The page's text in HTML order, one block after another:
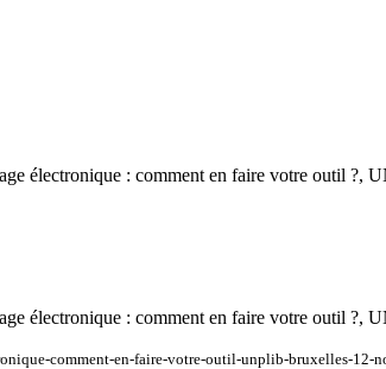
électronique : comment en faire votre outil ?,
électronique : comment en faire votre outil ?,
comment-en-faire-votre-outil-unplib-bruxelles-12-